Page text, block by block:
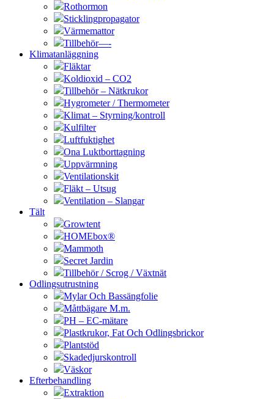
Rothormon
Sticklingpropagator
Värmemattor
Tillbehör—-
Klimatanläggning
Fläktar
Koldioxid – CO2
Tillbehör – Nätkrukor
Hygrometer / Thermometer
Klimat – Styrning/kontroll
Kulfilter
Luftfuktighet
Ona Luktborttagning
Uppvärmning
Ventilationskit
Fläkt – Utsug
Ventilation – Slangar
Tält
Growtent
HOMEbox®
Mammoth
Secret Jardin
Tillbehör / Scrog / Växtnät
Odlingsutrustning
Mylar Och Bassängfolie
Måttbägare M.m.
PH – EC-mätare
Plastkrukor, Fat Och Odlingsbrickor
Plantstöd
Skadedjurskontroll
Väskor
Efterbehandling
Extraktion